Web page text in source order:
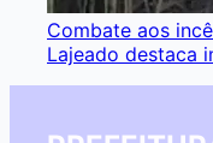
Combate aos
Lajeado destaca